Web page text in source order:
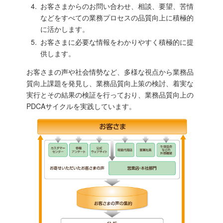
お客さまからのお問い合わせ、相談、要望、苦情
などをすべての業務プロセスの品質向上に積極的
に活かします。
お客さまに必要な情報をわかりやすく積極的に提
供します。
お客さまの声や社会情勢など、多様な視点から業務品
質向上課題を発見し、業務品質向上策の検討、着実な
実行とその結果の検証を行っており、業務品質向上の
PDCAサイクルを実践しています。